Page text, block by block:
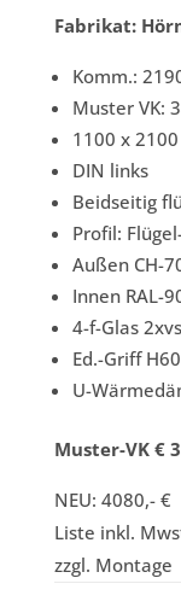
Fabrikat:
Komm.:
Muster VK:
1100 x 2100
DIN links
Beidseitig
Profil:
Außen CH-
Innen RAL-
4-f-Glas
Ed.-Griff
U-
Muster-VK €
NEU: 4080,- €
Liste inkl.
zzgl. Montage